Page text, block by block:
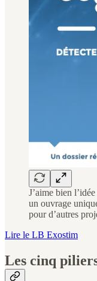
J’aime bien
un ouvrage
pour d’autres
Lire le LB Exostim
Les cinq